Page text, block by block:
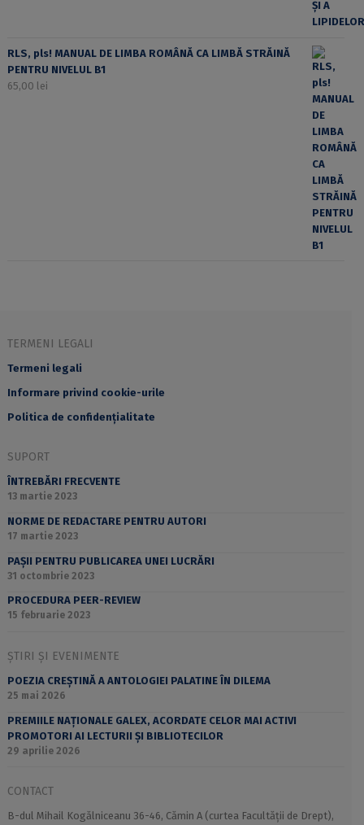
RLS, pls! MANUAL DE LIMBA ROMÂNĂ CA LIMBĂ STRĂINĂ
PENTRU NIVELUL B1
65,00 lei
TERMENI LEGALI
Termeni legali
Informare privind cookie-urile
Politica de confidențialitate
SUPORT
ÎNTREBĂRI FRECVENTE
13 martie 2023
NORME DE REDACTARE PENTRU AUTORI
17 martie 2023
PAȘII PENTRU PUBLICAREA UNEI LUCRĂRI
31 octombrie 2023
PROCEDURA PEER-REVIEW
15 februarie 2023
ȘTIRI ȘI EVENIMENTE
POEZIA CREȘTINĂ A ANTOLOGIEI PALATINE ÎN DILEMA
25 mai 2026
PREMIILE NAȚIONALE GALEX, ACORDATE CELOR MAI ACTIVI
PROMOTORI AI LECTURII ȘI BIBLIOTECILOR
29 aprilie 2026
CONTACT
B-dul Mihail Kogălniceanu 36-46, Cămin A (curtea Facultății de Drept),